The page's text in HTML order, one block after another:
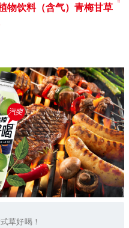
物饮料（含气）青梅甘草
草好喝！